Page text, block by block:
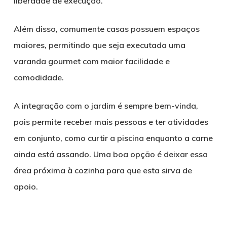
Além disso, comumente casas possuem espaços
maiores, permitindo que seja executada uma
varanda gourmet com maior facilidade e
comodidade.
A integração com o jardim é sempre bem-vinda,
pois permite receber mais pessoas e ter atividades
em conjunto, como curtir a piscina enquanto a carne
ainda está assando. Uma boa opção é deixar essa
área próxima à cozinha para que esta sirva de
apoio.